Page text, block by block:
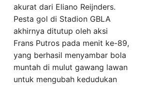
akurat dari Eliano Reijnders.
Pesta gol di Stadion GBLA
akhirnya ditutup oleh aksi
Frans Putros pada menit ke-89,
yang berhasil menyambar bola
muntah di mulut gawang lawan
untuk mengubah kedudukan